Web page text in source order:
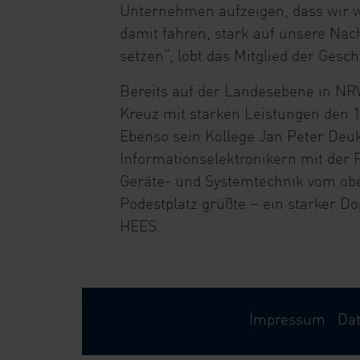
Unternehmen aufzeigen, dass wir
damit fahren, stark auf unsere
setzen“, lobt das Mitglied der
Bereits auf der Landesebene in
Kreuz mit starken Leistungen den
Ebenso sein Kollege Jan Peter
Informationselektronikern mit der
Geräte- und Systemtechnik vom
Podestplatz grüßte – ein starker
HEES.
Impressum